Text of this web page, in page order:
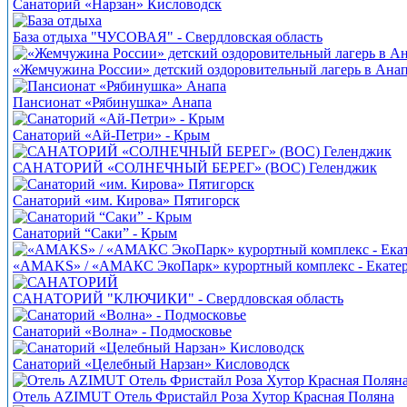
Санаторий «Нарзан» Кисловодск
База отдыха "ЧУСОВАЯ" - Свердловская область
«Жемчужина России» детский оздоровительный лагерь в
Пансионат «Рябинушка» Анапа
Санаторий «Ай-Петри» - Крым
САНАТОРИЙ «СОЛНЕЧНЫЙ БЕРЕГ» (ВОС) Геленджик
Санаторий «им. Кирова» Пятигорск
Санаторий “Саки” - Крым
«AMAKS» / «АМАКС ЭкоПарк» курортный комплекс -
САНАТОРИЙ "КЛЮЧИКИ" - Свердловская область
Санаторий «Волна» - Подмосковье
Санаторий «Целебный Нарзан» Кисловодск
Отель AZIMUT Отель Фристайл Роза Хутор Красная Поляна